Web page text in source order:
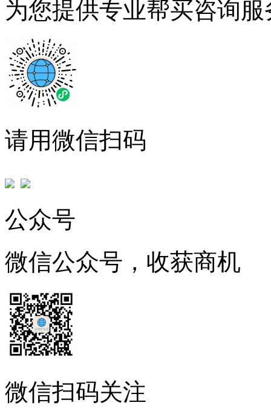
为您提供专业帮买咨询服
请用微信扫码
公众号
微信公众号，收获商机
微信扫码关注